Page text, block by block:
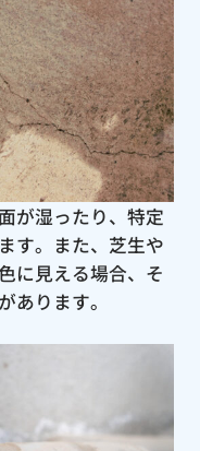
が湿ったり、特定
す。また、芝生や
に見える場合、そ
あります。